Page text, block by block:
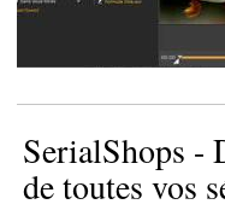
SerialShops -
de toutes vos